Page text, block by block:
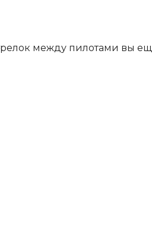
между пилотами вы